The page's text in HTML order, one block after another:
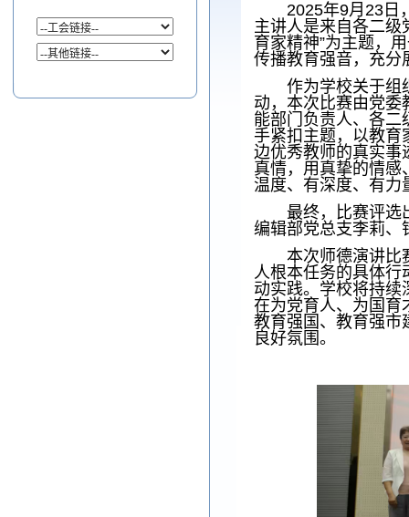
2025年9月23 日
主讲人是来自各二级
育家精神”为主题，
传播教育强音，充分
作为学校关于组
动，本次比赛由党委
能部门负责人、各二
手紧扣主题，以教育
边优秀教师的真实事
真情，用真挚的情感
温度、有深度、有力
最终，比赛评选
编辑部党总支李莉、
本次师德演讲比
人根本任务的具体行
动实践。学校将持续
在为党育人、为国育
教育强国、教育强市
良好氛围。